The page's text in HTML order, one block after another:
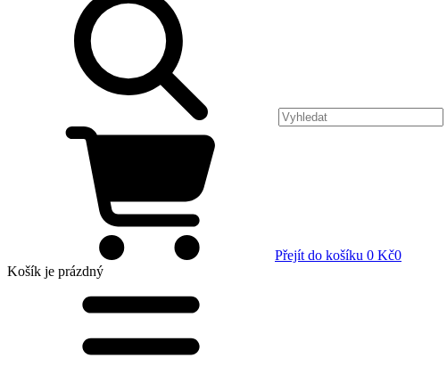
Přejít do košíku 0 Kč0
Košík je prázdný